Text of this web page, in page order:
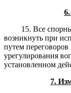
15. Все
возникнуть при
путем
урегулирования
установленном
7.